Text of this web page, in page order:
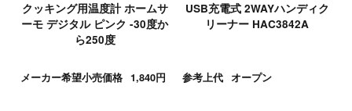
クッキング用温度計 ホームサ
ーモ デジタル ピンク -30度か
ら250度
メーカー希望小売価格 1,840円
USB充電式 2WAYハンディク
リーナー HAC3842A
参考上代 オープン